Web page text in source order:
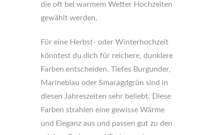
die oft bei warmem Wetter Hochzeiten
gewählt werden.
Für eine Herbst- oder Winterhochzeit
könntest du dich für reichere, dunklere
Farben entscheiden. Tiefes Burgunder,
Marineblau oder Smaragdgrün sind in
diesen Jahreszeiten sehr beliebt. Diese
Farben strahlen eine gewisse Wärme
und Eleganz aus und passen gut zu den